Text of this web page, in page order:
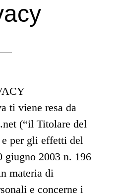
ti viene resa da
(“il Titolare del
e per gli effetti del
giugno 2003 n. 196
materia di
e concerne i